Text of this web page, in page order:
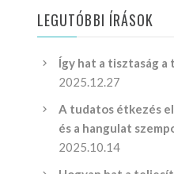
LEGUTÓBBI ÍRÁSOK
Így hat a tisztaság
2025.12.27
A tudatos étkezés
és a hangulat
2025.10.14